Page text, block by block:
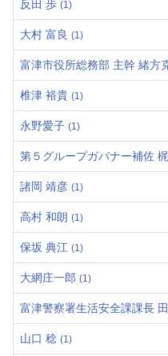
反田 歩 (1)
大村 富良 (1)
富津市役所総務部 主幹 緒方
椎津 裕貴 (1)
永野愛子 (1)
第５グループガバナー補佐
諸岡 靖彦 (1)
高村 和朗 (1)
保坂 典江 (1)
大網庄一郎 (1)
富津警察署生活安全課課長
山口 稔 (1)